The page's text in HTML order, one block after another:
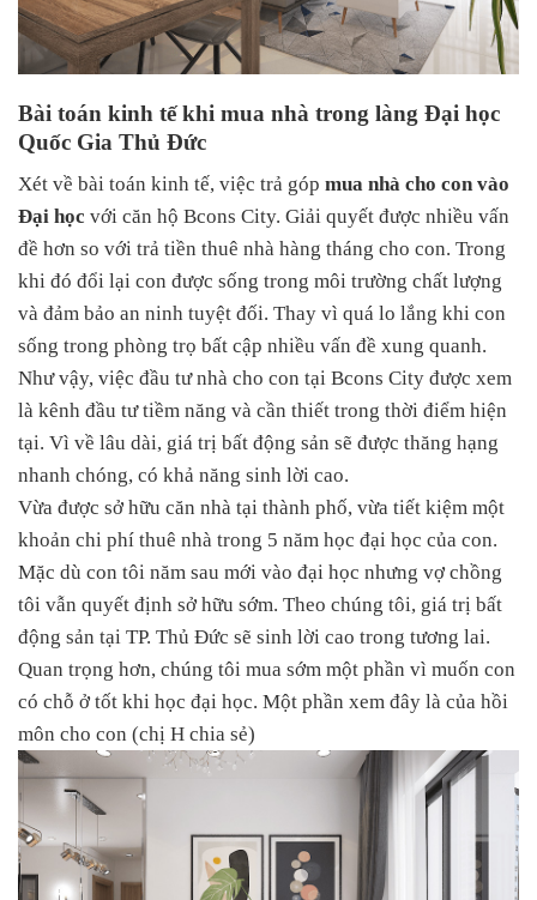
Bài toán kinh tế khi mua nhà trong làng Đại học
Quốc Gia Thủ Đức
Xét về bài toán kinh tế, việc trả góp mua nhà cho con vào
Đại học với căn hộ Bcons City. Giải quyết được nhiều vấn
đề hơn so với trả tiền thuê nhà hàng tháng cho con. Trong
khi đó đổi lại con được sống trong môi trường chất lượng
và đảm bảo an ninh tuyệt đối. Thay vì quá lo lắng khi con
sống trong phòng trọ bất cập nhiều vấn đề xung quanh.
Như vậy, việc đầu tư nhà cho con tại Bcons City được xem
là kênh đầu tư tiềm năng và cần thiết trong thời điểm hiện
tại. Vì về lâu dài, giá trị bất động sản sẽ được thăng hạng
nhanh chóng, có khả năng sinh lời cao.
Vừa được sở hữu căn nhà tại thành phố, vừa tiết kiệm một
khoản chi phí thuê nhà trong 5 năm học đại học của con.
Mặc dù con tôi năm sau mới vào đại học nhưng vợ chồng
tôi vẫn quyết định sở hữu sớm. Theo chúng tôi, giá trị bất
động sản tại TP. Thủ Đức sẽ sinh lời cao trong tương lai.
Quan trọng hơn, chúng tôi mua sớm một phần vì muốn con
có chỗ ở tốt khi học đại học. Một phần xem đây là của hồi
môn cho con (chị H chia sẻ)